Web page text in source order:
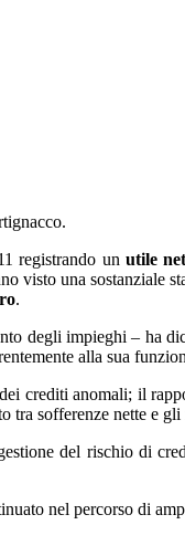
registrando un utile
una sostanziale
.
degli impieghi – ha
alla sua
crediti anomali; il
tra sofferenze nette e
del rischio di
nel percorso di